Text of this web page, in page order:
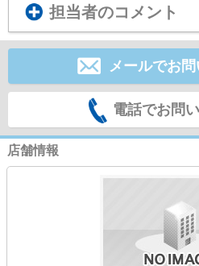
担当者のコメント
メールでお
電話でお問
店舗情報